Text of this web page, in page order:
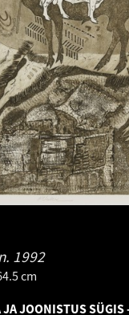
1992
cm
JA JOONISTUS SÜGIS